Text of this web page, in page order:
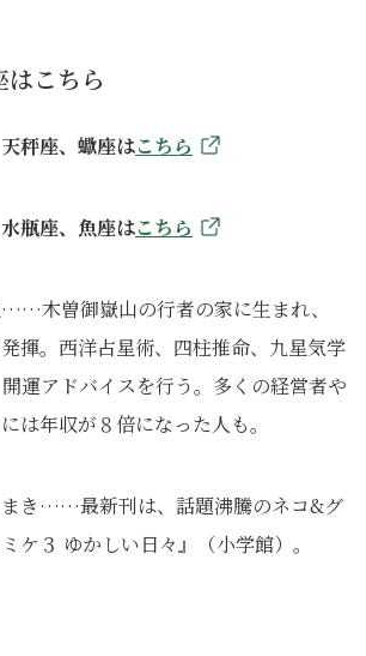
はこちら
秤座、蠍座はこちら
瓶座、魚座はこちら
……木曽御嶽山の行者の家に生まれ、
揮。西洋占星術、四柱推命、九星気学
運アドバイスを行う。多くの経営者や
は年収が８倍になった人も。
まき……最新刊は、話題沸騰のネコ&グ
ケ３ ゆかしい日々』（小学館）。